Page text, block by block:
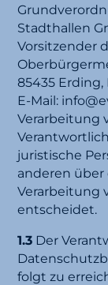
Stadthallen
Vorsitzender
85435 Erding,
E-Mail:
Verarbeitung
juristische
anderen
Verarbeitung
entscheidet.
1.3 Der
folgt zu